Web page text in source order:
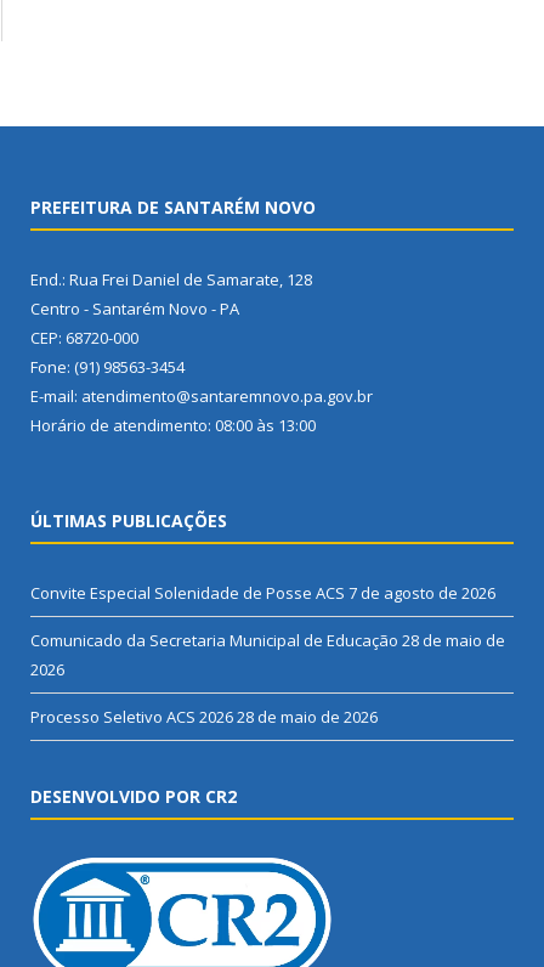
PREFEITURA DE SANTARÉM NOVO
End.: Rua Frei Daniel de Samarate, 128
Centro - Santarém Novo - PA
CEP: 68720-000
Fone: (91) 98563-3454
E-mail: atendimento@santaremnovo.pa.gov.br
Horário de atendimento: 08:00 às 13:00
ÚLTIMAS PUBLICAÇÕES
Convite Especial Solenidade de Posse ACS 7 de agosto de 2026
Comunicado da Secretaria Municipal de Educação 28 de maio de
2026
Processo Seletivo ACS 202628 de maio de 2026
DESENVOLVIDO POR CR2